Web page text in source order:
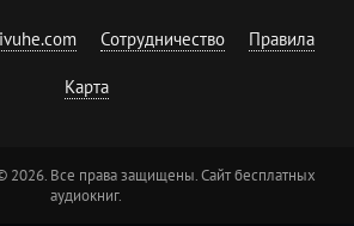
Сотрудничество Правила
Карта
2026. Все права защищены. Сайт бесплатных
аудиокниг.